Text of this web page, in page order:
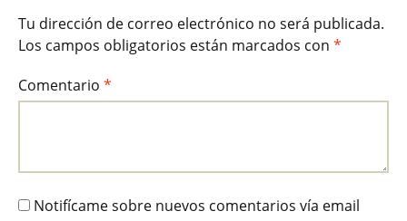
Tu dirección de correo electrónico no será publicada.
Los campos obligatorios están marcados con *
Comentario *
Notifícame sobre nuevos comentarios vía email